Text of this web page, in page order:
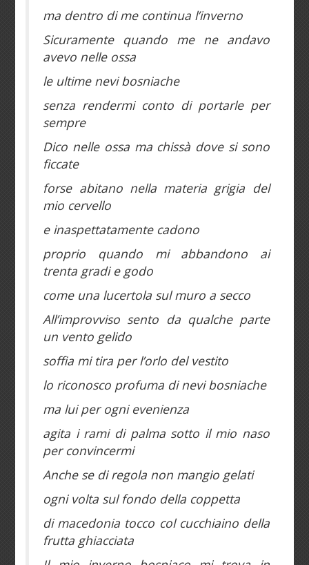
ma dentro di me continua l’inverno
Sicuramente quando me ne andavo
avevo nelle ossa
le ultime nevi bosniache
senza rendermi conto di portarle per
sempre
Dico nelle ossa ma chissà dove si sono
ficcate
forse abitano nella materia grigia del
mio cervello
e inaspettatamente cadono
proprio quando mi abbandono ai
trenta gradi e godo
come una lucertola sul muro a secco
All’improvviso sento da qualche parte
un vento gelido
soffia mi tira per l’orlo del vestito
lo riconosco profuma di nevi bosniache
ma lui per ogni evenienza
agita i rami di palma sotto il mio naso
per convincermi
Anche se di regola non mangio gelati
ogni volta sul fondo della coppetta
di macedonia tocco col cucchiaino della
frutta ghiacciata